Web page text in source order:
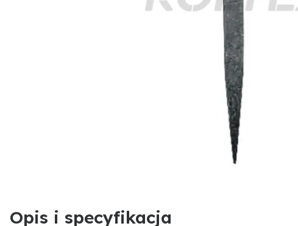
Opis i specyfikacja